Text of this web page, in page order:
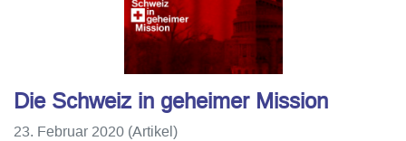
Die Schweiz in geheimer Mission
23. Februar 2020 (Artikel)